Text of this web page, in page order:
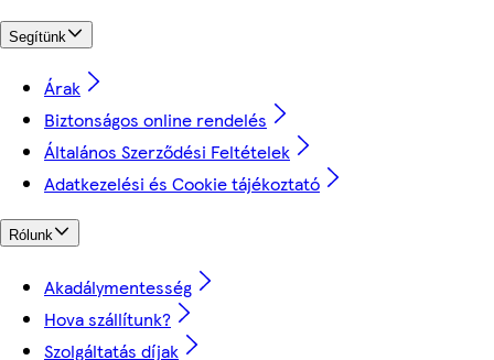
Segítünk
Árak
Biztonságos online rendelés
Általános Szerződési Feltételek
Adatkezelési és Cookie tájékoztató
Rólunk
Akadálymentesség
Hova szállítunk?
Szolgáltatás díjak